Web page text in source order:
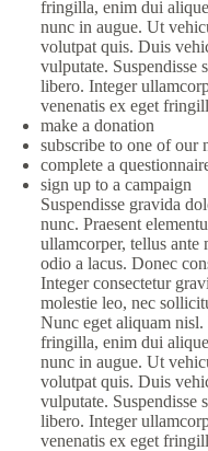
fringilla, enim dui
nunc in augue. Ut
volutpat quis. Duis
vulputate. Suspendisse
libero. Integer
venenatis ex eget
make a donation
subscribe to one of our
complete a
sign up to a campaign
Suspendisse gravida
nunc. Praesent
ullamcorper, tellus ante
odio a lacus. Donec
Integer consectetur
molestie leo, nec
Nunc eget aliquam
fringilla, enim dui
nunc in augue. Ut
volutpat quis. Duis
vulputate. Suspendisse
libero. Integer
venenatis ex eget